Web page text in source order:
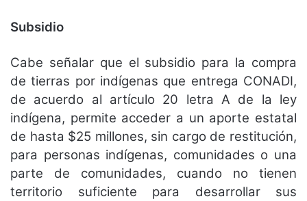
Subsidio
Cabe señalar que el subsidio para la compra
de tierras por indígenas que entrega CONADI,
de acuerdo al artículo 20 letra A de la ley
indígena, permite acceder a un aporte estatal
de hasta $25 millones, sin cargo de restitución,
para personas indígenas, comunidades o una
parte de comunidades, cuando no tienen
territorio suficiente para desarrollar sus